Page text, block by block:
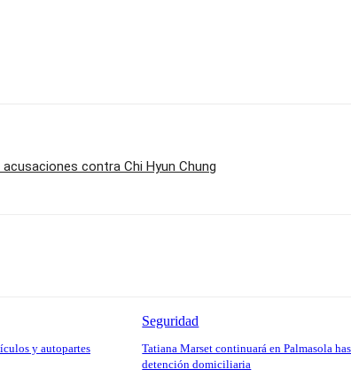
contra Chi Hyun Chung
y autopartes
Seguridad
Tatiana Marset continuará en Palmasola
detención domiciliaria